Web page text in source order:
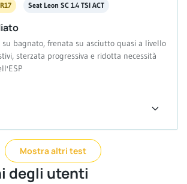
Seat Leon SC 1.4 TSI ACT
su bagnato, frenata su asciutto quasi a livello
sterzata progressiva e ridotta necessità
Mostra altri test
degli utenti